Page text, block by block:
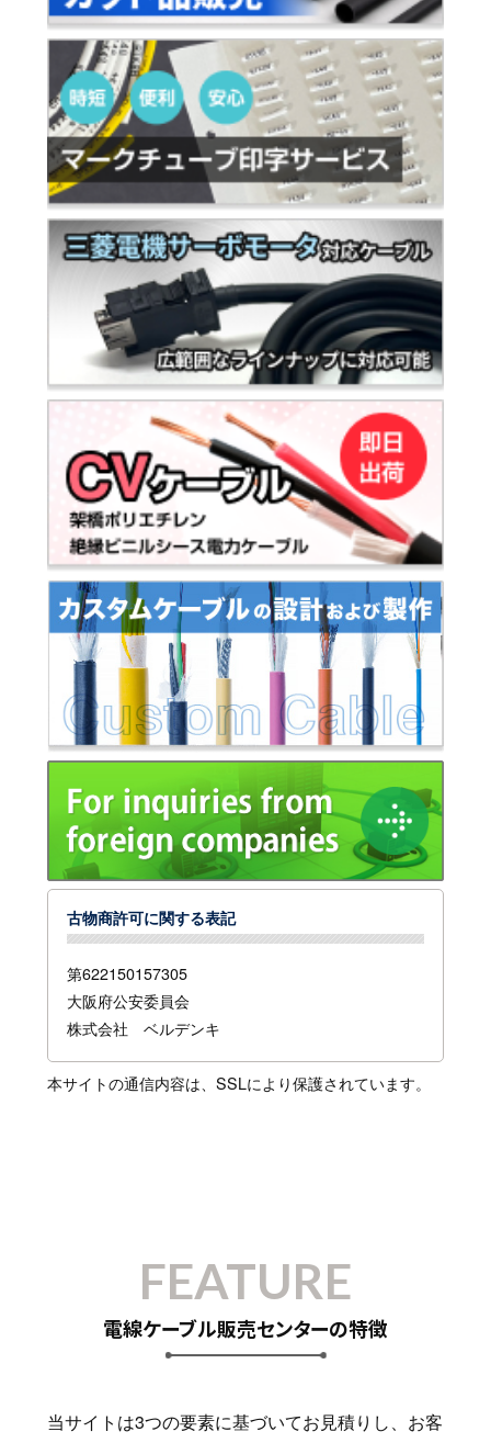
古物商許可に関する表記
第622150157305
大阪府公安委員会
株式会社 ベルデンキ
本サイトの通信内容は、SSLにより保護されています。
FEATURE
電線ケーブル販売センターの特徴
当サイトは3つの要素に基づいてお見積りし、お客